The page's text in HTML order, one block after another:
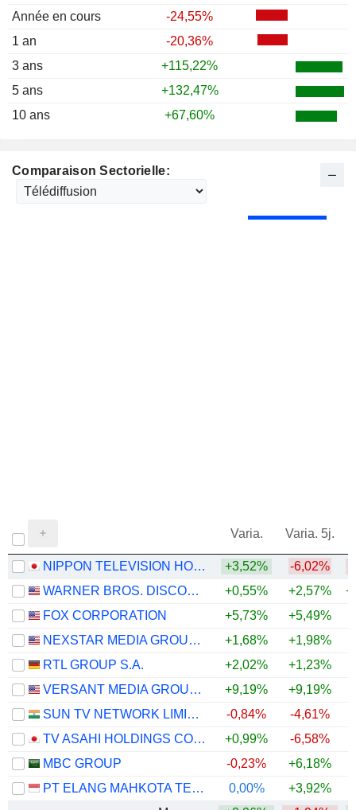
Année en cours
-24,55%
1 an
-20,36%
3 ans
+115,22%
5 ans
+132,47%
10 ans
+67,60%
Comparaison Sectorielle:
Varia. Varia. 5j.
NIPPON TELEVISION HOLDINGS, INC. +3,52% -6,02%
WARNER BROS. DISCOVERY, INC.
+0,55% +2,57%
FOX CORPORATION
+5,73% +5,49%
NEXSTAR MEDIA GROUP, INC.
+1,68% +1,98%
RTL GROUP S.A.
+2,02% +1,23%
VERSANT MEDIA GROUP, INC.
+9,19%
+9,19%
SUN TV NETWORK LIMITED
-0,84% -4,61%
TV ASAHI HOLDINGS CORPORATION
+0,99% -6,58%
MBC GROUP
-0,23% +6,18%
PT ELANG MAHKOTA TEKNOLOGI TBK
0,00% +3,92%